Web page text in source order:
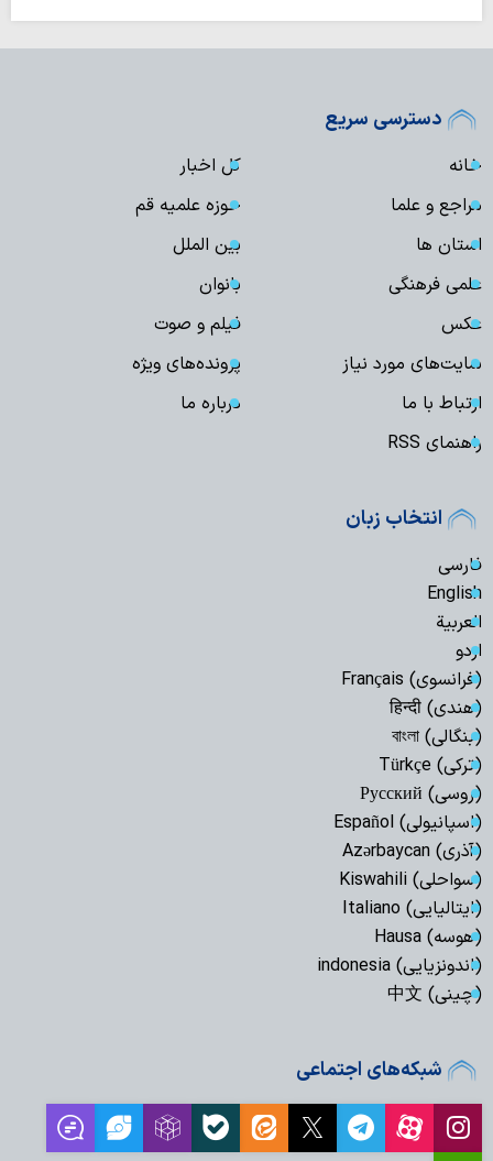
دسترسی سریع
خانه
کل اخبار
مراجع و علما
حوزه علمیه قم
استان ها
بین الملل
علمی فرهنگی
بانوان
عکس
فیلم و صوت
سایت‌های مورد نیاز
پرونده‌های ویژه
ارتباط با ما
درباره ما
راهنمای RSS
انتخاب زبان
فارسی
English
العربیة
اردو
(فرانسوی) Français
(هندی) हिन्दी
(بنگالی) বাংলা
(ترکی) Türkçe
(روسی) Русский
(اسپانیولی) Español
(آذری) Azərbaycan
(سواحلی) Kiswahili
(ایتالیایی) Italiano
(هوسه) Hausa
(اندونزیایی) indonesia
(چینی) 中文
شبکه‌های اجتماعی